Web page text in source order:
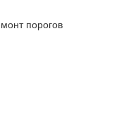
порогов